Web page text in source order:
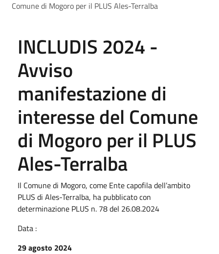
Comune di Mogoro per il PLUS Ales-Terralba
INCLUDIS 2024 -
Avviso
manifestazione di
interesse del Comune
di Mogoro per il PLUS
Ales-Terralba
Il Comune di Mogoro, come Ente capofila dell’ambito
PLUS di Ales-Terralba, ha pubblicato con
determinazione PLUS n. 78 del 26.08.2024
Data :
29 agosto 2024